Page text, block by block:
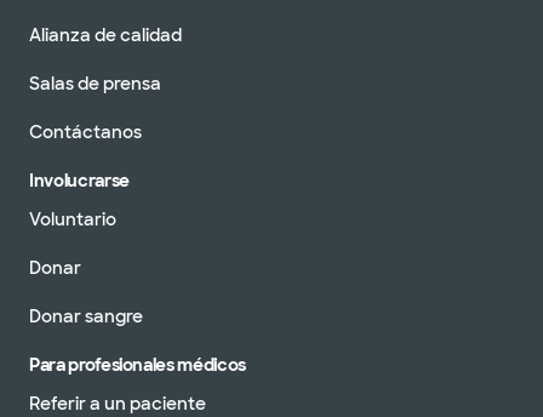
Alianza de calidad
Salas de prensa
Contáctanos
Involucrarse
Voluntario
Donar
Donar sangre
Para profesionales médicos
Referir a un paciente